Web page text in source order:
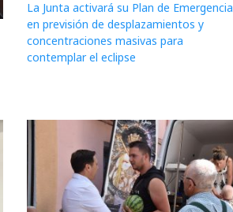
La Junta activará su Plan de Emergencia
en previsión de desplazamientos y
concentraciones masivas para
contemplar el eclipse